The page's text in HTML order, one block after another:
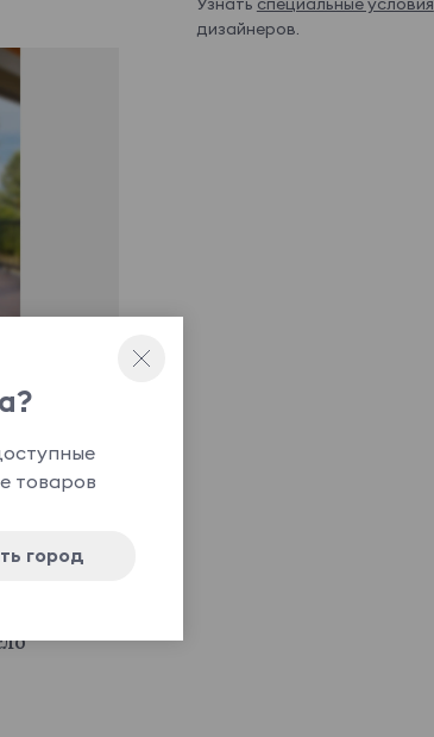
дизайнеров.
в
товаров
город